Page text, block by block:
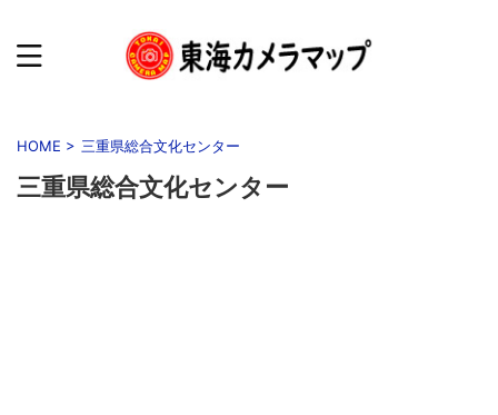
HOME > 三重県総合文化センター
三重県総合文化センター